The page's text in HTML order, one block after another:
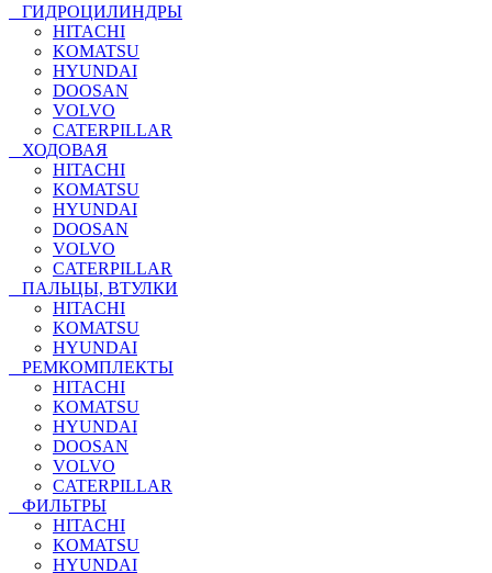
ГИДРОЦИЛИНДРЫ
HITACHI
KOMATSU
HYUNDAI
DOOSAN
VOLVO
CATERPILLAR
ХОДОВАЯ
HITACHI
KOMATSU
HYUNDAI
DOOSAN
VOLVO
CATERPILLAR
ПАЛЬЦЫ, ВТУЛКИ
HITACHI
KOMATSU
HYUNDAI
РЕМКОМПЛЕКТЫ
HITACHI
KOMATSU
HYUNDAI
DOOSAN
VOLVO
CATERPILLAR
ФИЛЬТРЫ
HITACHI
KOMATSU
HYUNDAI